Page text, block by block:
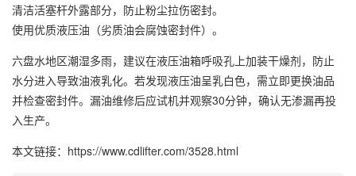
清洁活塞杆外露部分，防止粉尘拉伤密封。
使用优质液压油（劣质油会腐蚀密封件）。
六盘水地区潮湿多雨，建议在液压油箱呼吸孔上加装干燥剂，防止
水分进入导致油液乳化。若发现液压油呈乳白色，需立即更换油品
并检查密封件。漏油维修后应试机并观察30分钟，确认无渗漏再投
入生产。
本文链接：https://www.cdlifter.com/3528.html